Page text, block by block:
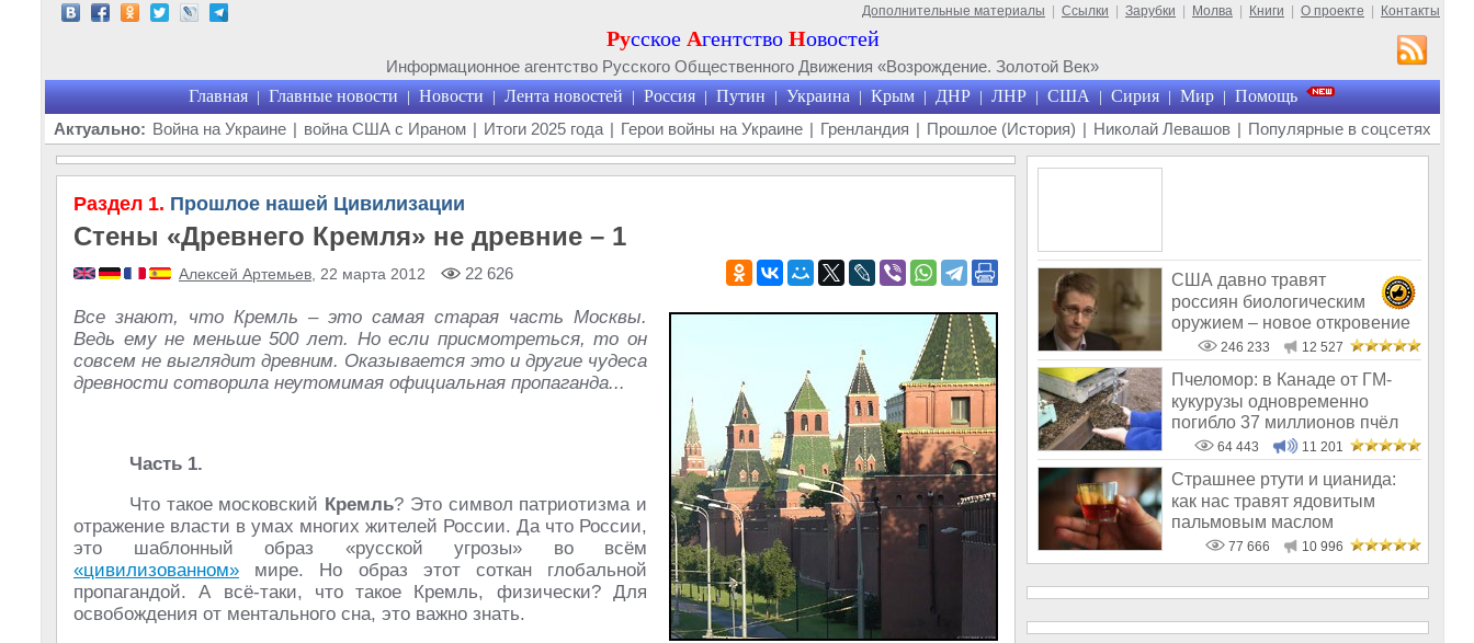
Дополнительные материалы Ссылки Зарубки Молва Книги О проекте Контакты
Русское Агентство Новостей
Информационное агентство Русского Общественного Движения «Возрождение. Золотой Век»
Главная | Главные новости | Новости | Лента новостей | Россия | Путин | Украина | Крым | ДНР | ЛНР | США | Сирия | Мир | Помощь
Актуально: Война на Украине | война США с Ираном | Итоги 2025 года | Герои войны на Украине | Гренландия | Прошлое (История) | Николай Левашов | Популярные в соцсетях
Раздел 1. Прошлое нашей Цивилизации
Стены «Древнего Кремля» не древние – 1
Алексей Артемьев , 22 марта 2012 22 626
Все знают, что Кремль – это самая старая часть Москвы.
Ведь ему не меньше 500 лет. Но если присмотреться, то он
совсем не выглядит древним. Оказывается это и другие чудеса
древности сотворила неутомимая официальная пропаганда...
Часть 1.
Что такое московский Кремль? Это символ патриотизма и
отражение власти в умах многих жителей России. Да что России,
это шаблонный образ «русской угрозы» во всём
«цивилизованном» мире. Но образ этот соткан глобальной
пропагандой. А всё-таки, что такое Кремль, физически? Для
освобождения от ментального сна, это важно знать.
США давно травят
россиян биологическим
оружием – новое откровение
Эдварда Сноудена
246 233 12 527
Пчеломор: в Канаде от ГМ-
кукурузы одновременно
погибло 37 миллионов пчёл
64 443 11 201
Страшнее ртути и цианида:
как нас травят ядовитым
пальмовым маслом
77 666 10 996